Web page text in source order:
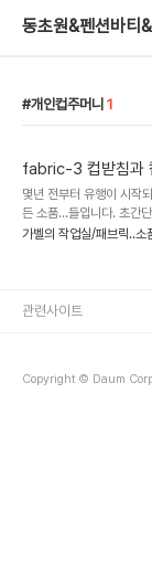
동초원&펜션바티
개인컵주머니 1
fabric-3 컵받침과
몇년 전부터 유행이 시작
든 소품...들입니다. 초간
있는 컵주머니... 만들어
가벨의 작업실/패브릭..소
Copyright © Daum
관련사이트